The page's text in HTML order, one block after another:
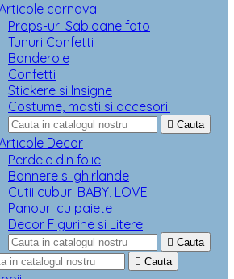
carnaval
Props-uri Sabloane foto
Tunuri Confetti
Banderole
Confetti
Stickere si Insigne
Costume, masti si accesorii
 Cauta
Decor
Perdele din folie
Bannere si ghirlande
Cutii cuburi BABY, LOVE
Panouri cu paiete
Decor Figurine si Litere
 Cauta
 Cauta